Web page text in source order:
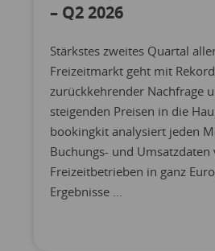
– Q2 2026
Stärkstes zweites Quartal
Freizeitmarkt geht mit
zurückkehrender Nachfrage
steigenden Preisen in die
bookingkit analysiert jeden
Buchungs- und Umsatzdaten
Freizeitbetrieben in ganz
Ergebnisse ...